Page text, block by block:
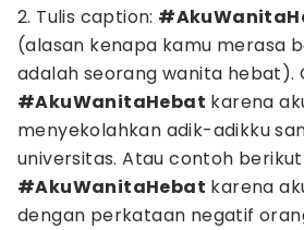
2. Tulis caption:
(alasan kenapa kamu merasa
adalah seorang wanita hebat).
#AkuWanitaHebat karena
menyekolahkan adik-adikku
universitas. Atau contoh
#AkuWanitaHebat karena
dengan perkataan negatif